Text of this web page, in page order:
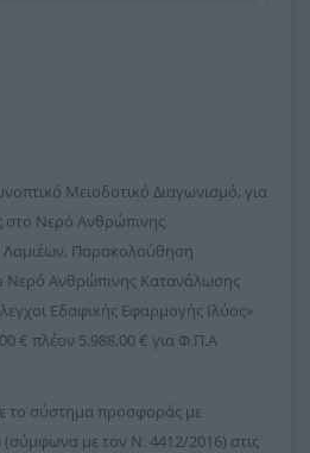
Μειοδοτικό Διαγωνισμό, για
στο Νερό Ανθρώπινης
Παρακολούθηση
Νερό Ανθρώπινης Κατανάλωσης
Εδαφικής Εφαρμογής Ιλύος»
€ πλέον 5.988,00 € για Φ.Π.Α
το σύστημα προσφοράς με
με τον Ν. 4412/2016) στις